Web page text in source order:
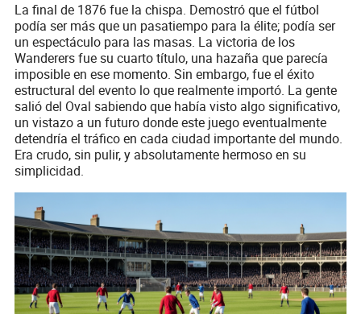
La final de 1876 fue la chispa. Demostró que el fútbol
podía ser más que un pasatiempo para la élite; podía ser
un espectáculo para las masas. La victoria de los
Wanderers fue su cuarto título, una hazaña que parecía
imposible en ese momento. Sin embargo, fue el éxito
estructural del evento lo que realmente importó. La gente
salió del Oval sabiendo que había visto algo significativo,
un vistazo a un futuro donde este juego eventualmente
detendría el tráfico en cada ciudad importante del mundo.
Era crudo, sin pulir, y absolutamente hermoso en su
simplicidad.